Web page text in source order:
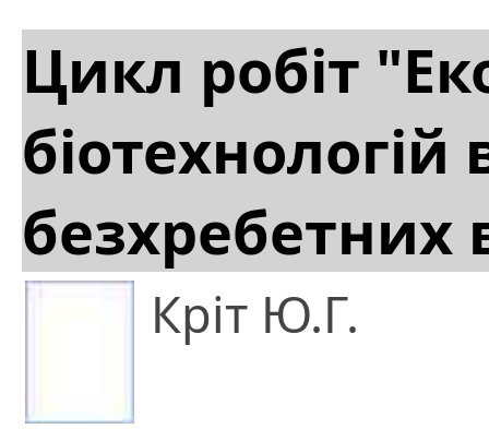
Цикл робіт
біотехнологій
безхребетних
Кріт Ю.Г.